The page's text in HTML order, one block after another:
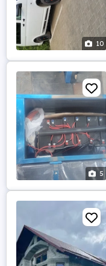
10
5